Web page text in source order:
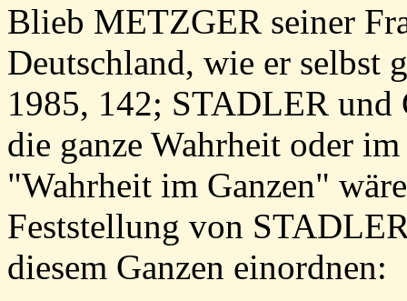
Blieb METZGER seiner
Deutschland, wie er selbst
1985, 142; STADLER und
die ganze Wahrheit oder
"Wahrheit im Ganzen"
Feststellung von
diesem Ganzen einordnen: